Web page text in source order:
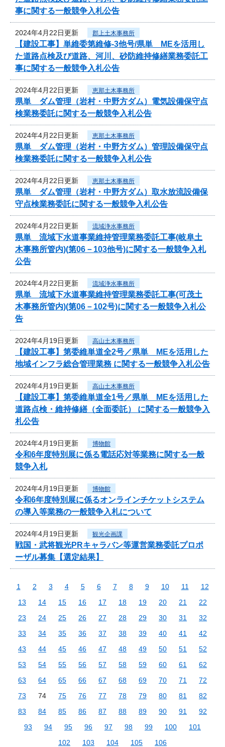
事に関する一般競争入札公告
2024年4月22日更新 郡上土木事務所
【建設工事】単維委第維修‐3他号/県単 MEを活用し
た道路点検及び道路、河川、砂防維持修繕業務委託工
事に関する一般競争入札公告
2024年4月22日更新 恵那土木事務所
県単 ダム管理（岩村・中野方ダム）電気設備保守点
検業務委託に関する一般競争入札公告
2024年4月22日更新 恵那土木事務所
県単 ダム管理（岩村・中野方ダム）管理設備保守点
検業務委託に関する一般競争入札公告
2024年4月22日更新 恵那土木事務所
県単 ダム管理（岩村・中野方ダム）取水放流設備保
守点検業務委託に関する一般競争入札公告
2024年4月22日更新 流域浄水事務所
県単 流域下水道事業維持管理業務委託工事(岐阜土
木事務所管内)(第06－103他号)に関する一般競争入札
公告
2024年4月22日更新 流域浄水事務所
県単 流域下水道事業維持管理業務委託工事(可茂土
木事務所管内)(第06－102号)に関する一般競争入札公
告
2024年4月19日更新 高山土木事務所
【建設工事】第委維単道全2号／県単 MEを活用した
地域インフラ総合管理業務 に関する一般競争入札公告
2024年4月19日更新 高山土木事務所
【建設工事】第委維単道全1号／県単 MEを活用した
道路点検・維持修繕（全面委託） に関する一般競争入
札公告
2024年4月19日更新 博物館
令和6年度特別展に係る電話応対等業務に関する一般
競争入札
2024年4月19日更新 博物館
令和6年度特別展に係るオンラインチケットシステム
の導入等業務の一般競争入札について
2024年4月19日更新 観光企画課
戦国・武将観光PRキャラバン等運営業務委託プロポ
ーザル募集【選定結果】
1 2 3 4 5 6 7 8 9 10 11
12
13
14 15 16 17 18 19 20 21
22
23
24 25 26 27 28 29 30 31
32
33
34 35 36 37 38 39 40 41
42
43
44 45 46 47 48 49 50 51
52
53
54 55 56 57 58 59 60 61
62
63
64 65 66 67 68 69 70 71
72
73
74 75 76 77 78 79 80 81
82
83
84 85 86 87 88 89 90 91
92
93
94 95 96 97 98 99 100
101
102
103 104 105 106